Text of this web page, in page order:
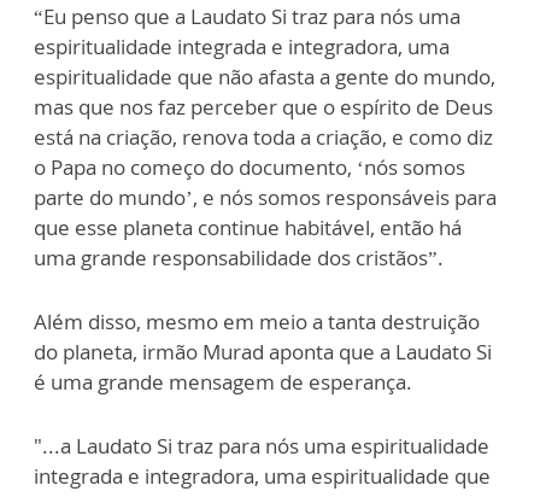
“Eu penso que a Laudato Si traz para nós uma
espiritualidade integrada e integradora, uma
espiritualidade que não afasta a gente do mundo,
mas que nos faz perceber que o espírito de Deus
está na criação, renova toda a criação, e como diz
o Papa no começo do documento, ‘nós somos
parte do mundo’, e nós somos responsáveis para
que esse planeta continue habitável, então há
uma grande responsabilidade dos cristãos”.
Além disso, mesmo em meio a tanta destruição
do planeta, irmão Murad aponta que a Laudato Si
é uma grande mensagem de esperança.
"...a Laudato Si traz para nós uma espiritualidade
integrada e integradora, uma espiritualidade que